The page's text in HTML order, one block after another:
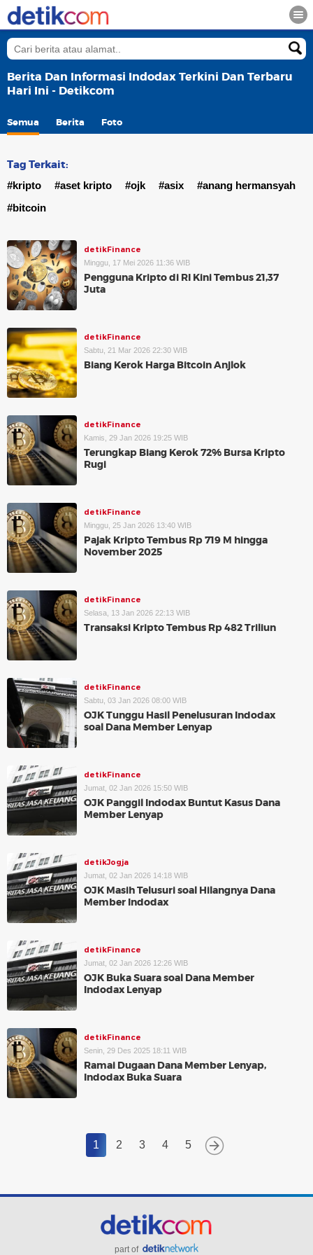
Berita Dan Informasi Indodax Terkini Dan Terbaru
Hari Ini - Detikcom
Semua Berita Foto
Tag Terkait:
#kripto #aset kripto #ojk #asix
#anang hermansyah
#bitcoin
detikFinance
Minggu, 17 Mei 2026 11:36 WIB
Pengguna Kripto di RI Kini Tembus 21,37
Juta
detikFinance
Sabtu, 21 Mar 2026 22:30 WIB
Biang Kerok Harga Bitcoin Anjlok
detikFinance
Kamis, 29 Jan 2026 19:25 WIB
Terungkap Biang Kerok 72% Bursa Kripto
Rugi
detikFinance
Minggu, 25 Jan 2026 13:40 WIB
Pajak Kripto Tembus Rp 719 M hingga
November 2025
detikFinance
Selasa, 13 Jan 2026 22:13 WIB
Transaksi Kripto Tembus Rp 482 Triliun
detikFinance
Sabtu, 03 Jan 2026 08:00 WIB
OJK Tunggu Hasil Penelusuran Indodax
soal Dana Member Lenyap
detikFinance
Jumat, 02 Jan 2026 15:50 WIB
OJK Panggil Indodax Buntut Kasus Dana
Member Lenyap
detikJogja
Jumat, 02 Jan 2026 14:18 WIB
OJK Masih Telusuri soal Hilangnya Dana
Member Indodax
detikFinance
Jumat, 02 Jan 2026 12:26 WIB
OJK Buka Suara soal Dana Member
Indodax Lenyap
detikFinance
Senin, 29 Des 2025 18:11 WIB
Ramai Dugaan Dana Member Lenyap,
Indodax Buka Suara
1 2 3 4 5
part of